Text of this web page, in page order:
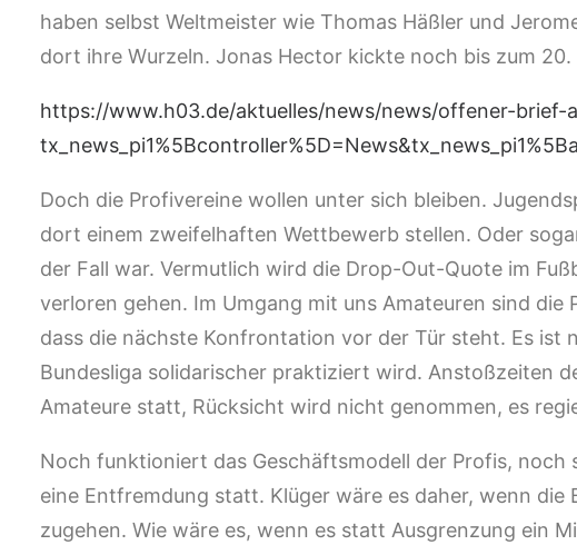
haben selbst Weltmeister wie Thomas Häßler und
dort ihre Wurzeln. Jonas Hector kickte noch bis zum 20.
https://www.h03.de/aktuelles/news/news/offener-brief-
Doch die Profivereine wollen unter sich bleiben.
dort einem zweifelhaften Wettbewerb stellen. Oder
der Fall war. Vermutlich wird die Drop-Out-Quote im
verloren gehen. Im Umgang mit uns Amateuren sind
dass die nächste Konfrontation vor der Tür steht. Es
Bundesliga solidarischer praktiziert wird. Anstoßzeiten
Amateure statt, Rücksicht wird nicht genommen, es
Noch funktioniert das Geschäftsmodell der Profis, noch
eine Entfremdung statt. Klüger wäre es daher, wenn
zugehen. Wie wäre es, wenn es statt Ausgrenzung ein